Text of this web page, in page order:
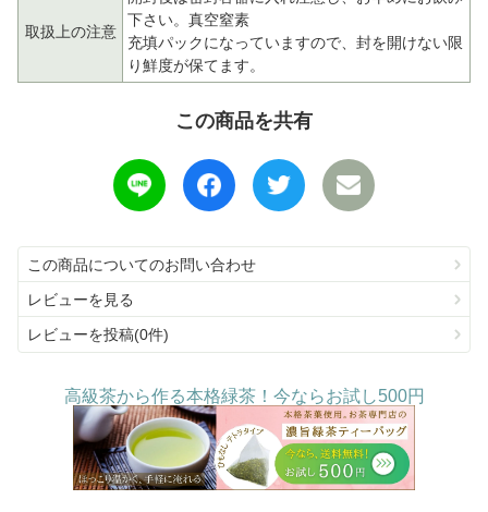
取扱上の注意
下さい。真空窒素
充填パックになっていますので、封を開けない限
り鮮度が保てます。
この商品を共有
この商品についてのお問い合わせ
レビューを見る
レビューを投稿(0件)
高級茶から作る本格緑茶！今ならお試し500円